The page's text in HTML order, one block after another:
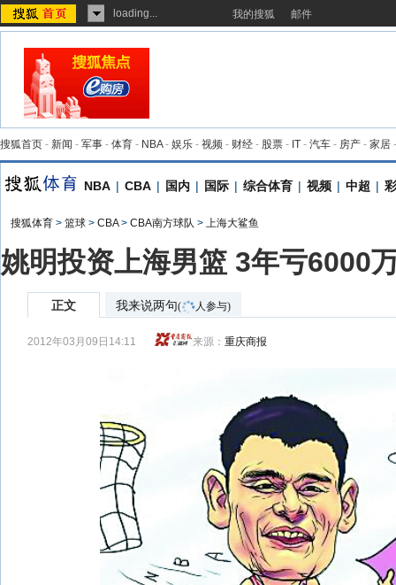
loading... 我的搜狐 邮件
搜狐首页 - 新闻 - 军事 - 体育 - NBA- 娱乐 - 视频 - 财经 - 股票 - IT - 汽车 - 房产 - 家居
NBA | CBA | 国内 | 国际 | 综合体育 | 视频 | 中超 |
搜狐体育 > 篮球 > CBA> CBA南方球队 > 上海大鲨鱼
姚明投资上海男篮 3年亏6000
正文 我来说两句( 人参与)
2012年03月09日14:11 来源：重庆商报